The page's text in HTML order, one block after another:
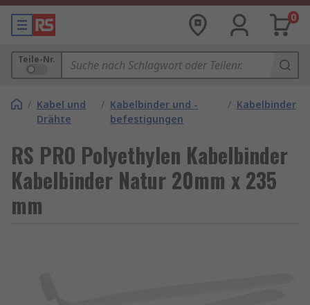
0
Teile-Nr.
/ Kabel und
Drähte
/ Kabelbinder und -
befestigungen
/ Kabelbinder
RS PRO Polyethylen Kabelbinder
Kabelbinder Natur 20mm x 235
mm